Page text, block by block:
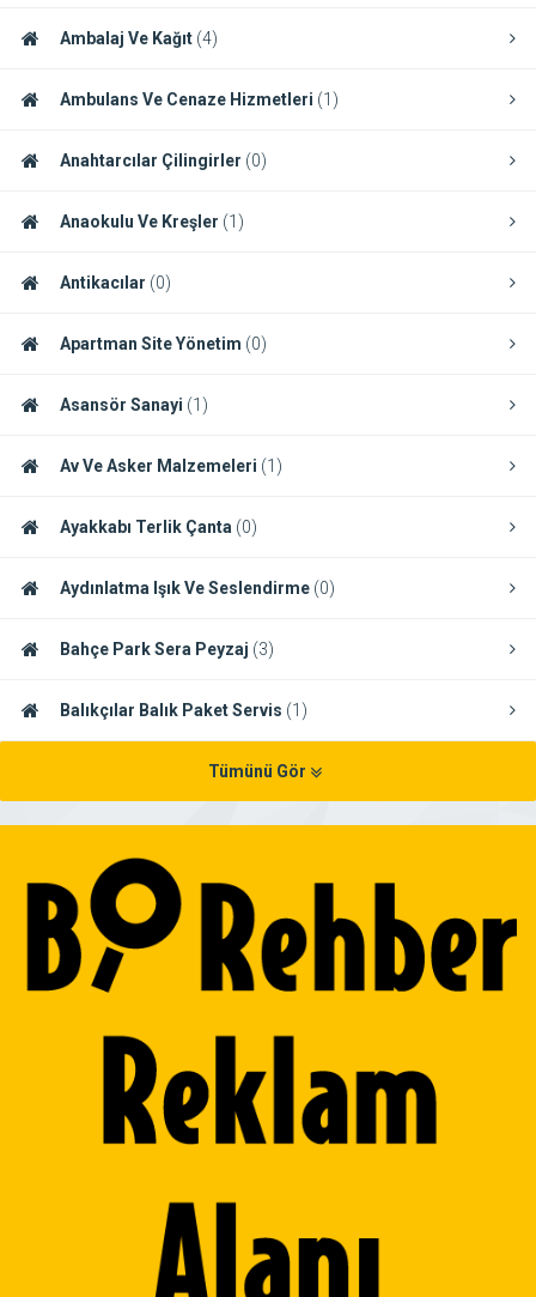
Ambalaj Ve Kağıt (4)
Ambulans Ve Cenaze Hizmetleri (1)
Anahtarcılar Çilingirler (0)
Anaokulu Ve Kreşler (1)
Antikacılar (0)
Apartman Site Yönetim (0)
Asansör Sanayi (1)
Av Ve Asker Malzemeleri (1)
Ayakkabı Terlik Çanta (0)
Aydınlatma Işık Ve Seslendirme (0)
Bahçe Park Sera Peyzaj (3)
Balıkçılar Balık Paket Servis (1)
Tümünü Gör